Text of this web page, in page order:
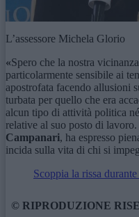
L’assessore Michela Glorio
«Spero che la nostra
particolarmente sensibile ai
apostrofata facendo allusioni
turbata per quello che era
alcun tipo di attività politica
relative al suo posto di
Campanari, ha espresso
incida sulla vita di chi si
Scoppia la rissa
© RIPRODUZIONE